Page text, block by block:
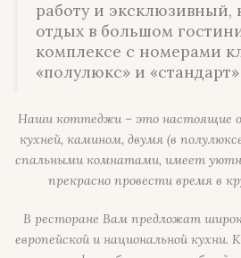
работу и
отдых в большом
комплексе с номерами
«полулюкс» и «стандарт»
Наши коттеджи – это настоящие
кухней, камином, двумя (в
спальными комнатами, имеет
прекрасно провести время в
В ресторане Вам предложат
европейской и национальной